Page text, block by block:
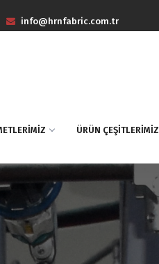
info@hrnfabric.com.tr
ÜRÜN ÇEŞİTLERİMİZ